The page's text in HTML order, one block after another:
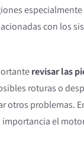
con los
revisar las
roturas o
otros problemas.
el